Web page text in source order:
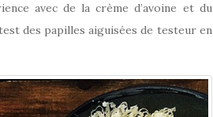
avec de la crème d’avoine et du
des papilles aiguisées de testeur en